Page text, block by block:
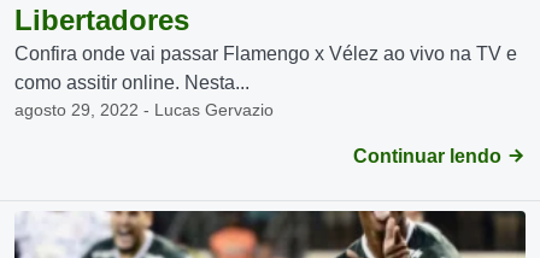
Libertadores
Confira onde vai passar Flamengo x Vélez ao vivo na TV e
como assitir online. Nesta...
agosto 29, 2022 - Lucas Gervazio
Continuar lendo